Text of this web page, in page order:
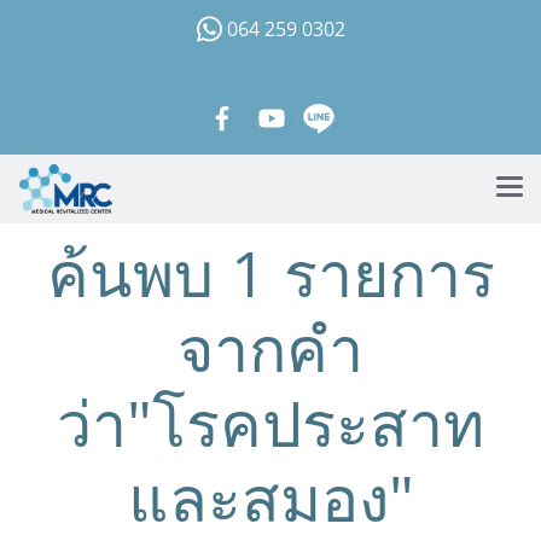
064 259 0302
ค้นพบ 1 รายการ
จากคำ
ว่า"โรคประสาท
และสมอง"